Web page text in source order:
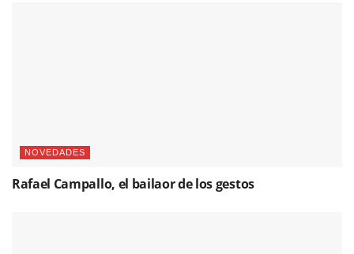
NOVEDADES
Rafael Campallo, el bailaor de los gestos